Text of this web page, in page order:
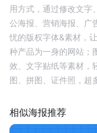
用方式，通过修改文字
公海报、营销海报、广
忧的版权字体&素材，
种产品为一身的网站；
效、文字贴纸等素材，
图、拼图、证件照，超
相似海报推荐